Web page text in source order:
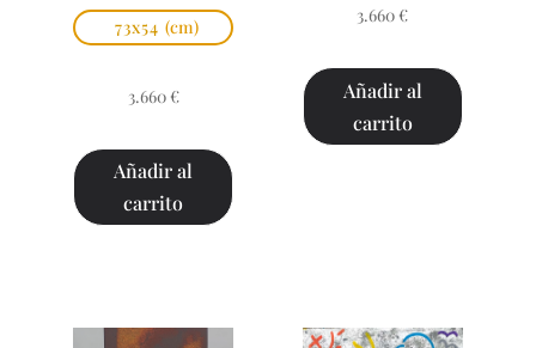
73x54 (cm)
3.660 €
Añadir al
carrito
3.660 €
Añadir al
carrito